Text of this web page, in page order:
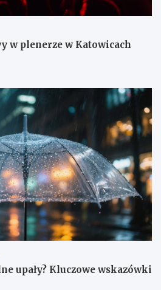
w plenerze w Katowicach
upały? Kluczowe wskazówki